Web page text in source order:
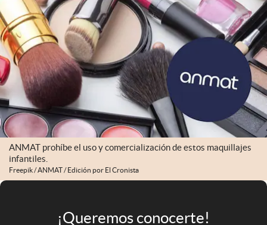
Clima
Mundial 2026
Eventos Corporativos
El Cronista Studio
Mediakit
abre en nueva pestaña
Argentina
ANMAT prohíbe el uso y comercialización de estos maquillajes
infantiles.
Freepik / ANMAT / Edición por El Cronista
¡Queremos conocerte!